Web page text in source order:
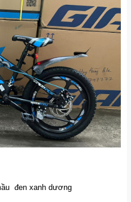
đen xanh dương